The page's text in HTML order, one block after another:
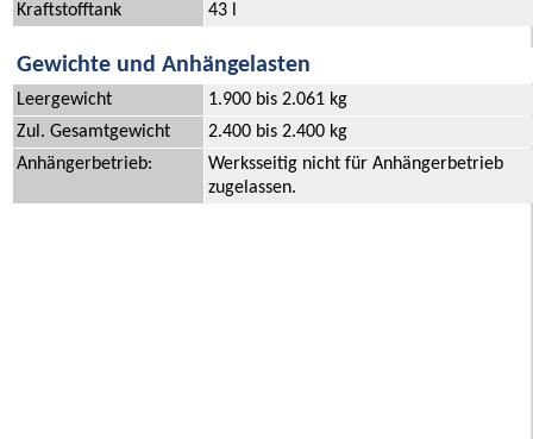
Kraftstofftank 43 l
Gewichte und Anhängelasten
Leergewicht
1.900 bis 2.061 kg
Zul. Gesamtgewicht
2.400 bis 2.400 kg
Anhängerbetrieb:
Werksseitig nicht für Anhängerbetrieb
zugelassen.